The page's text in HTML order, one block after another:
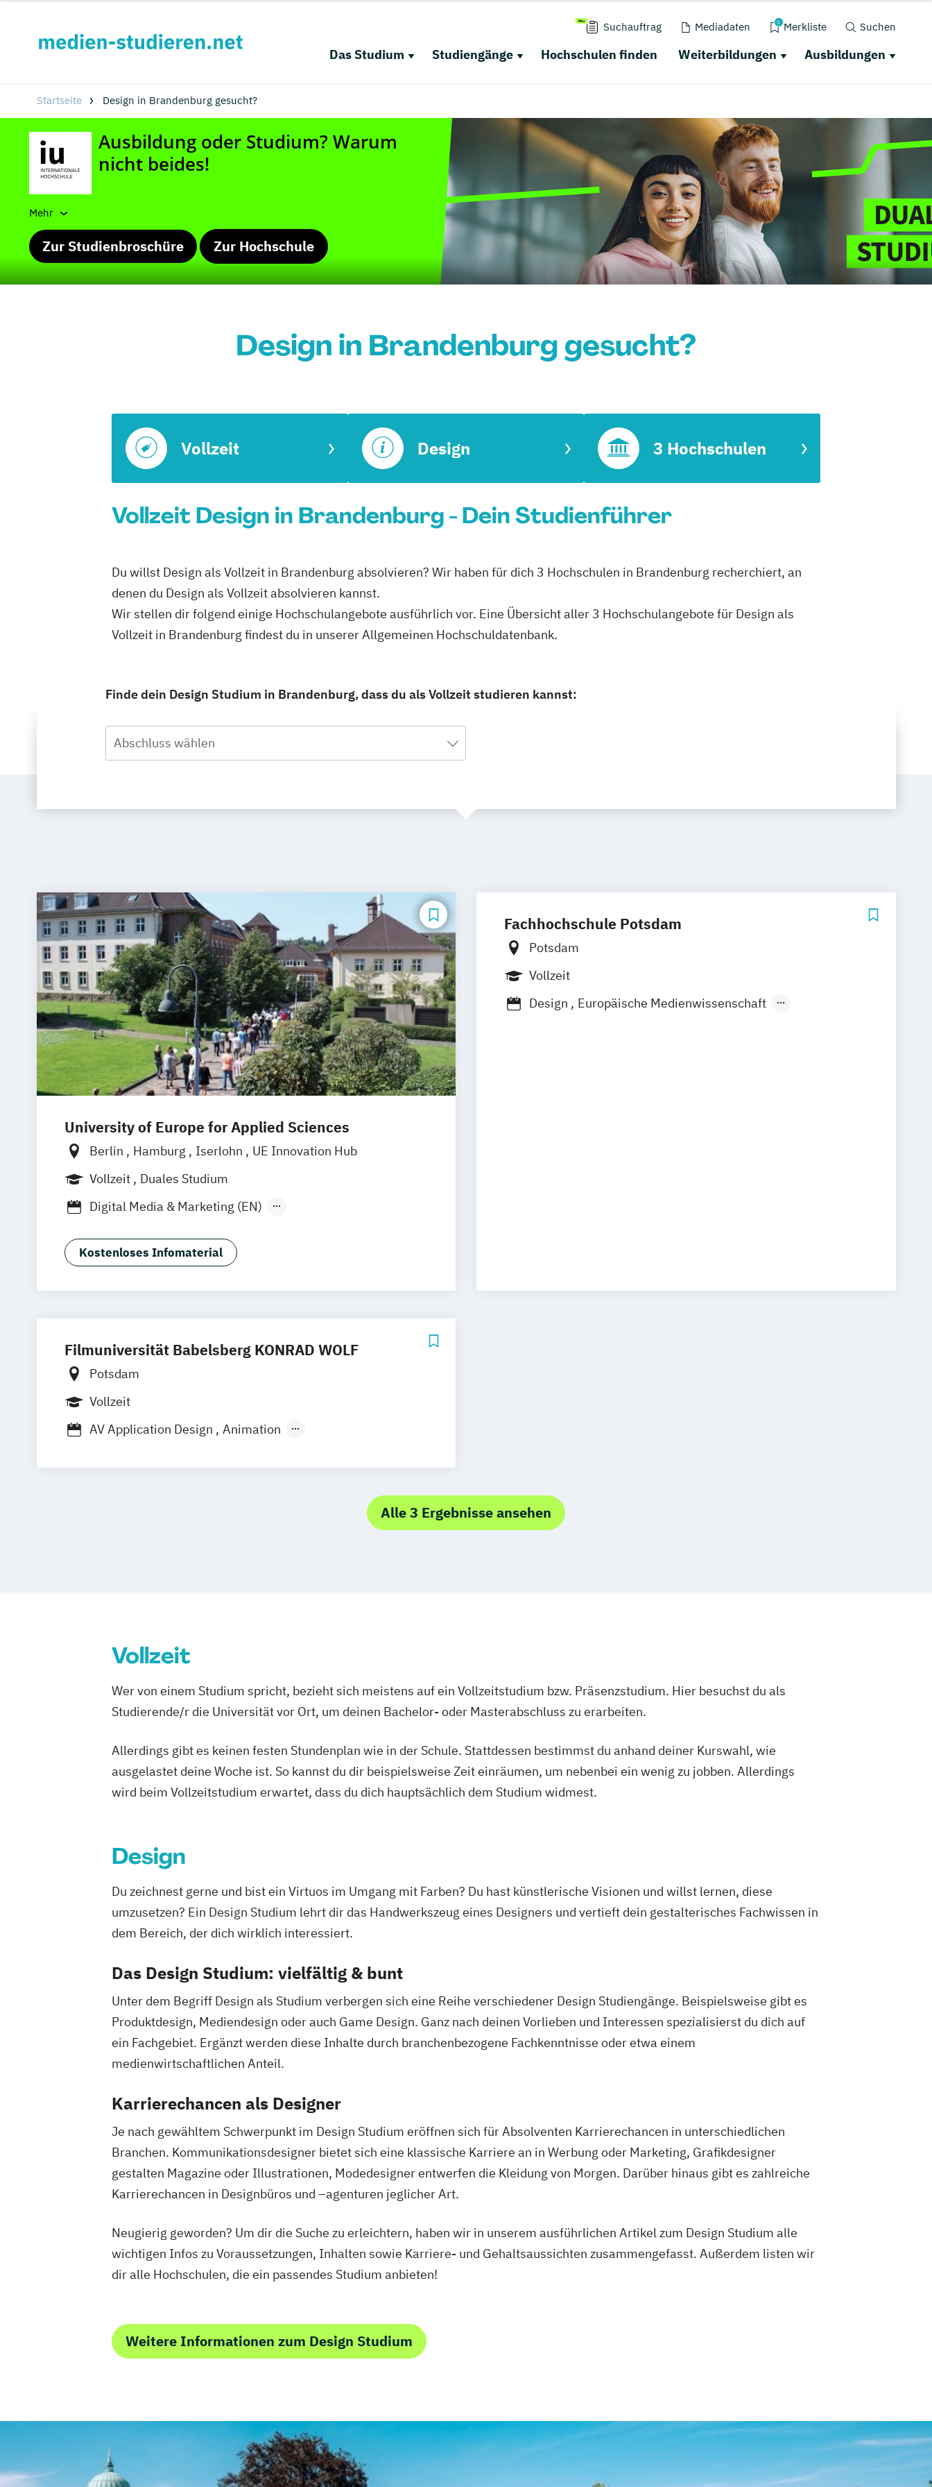
Suchauftrag Mediadaten 0 Merkliste Suchen
Das Studium Studiengänge Hochschulen finden Weiterbildungen Ausbildungen
Startseite Design in Brandenburg gesucht?
Mehr
Zur Studienbroschüre Zur Hochschule
Design in Brandenburg gesucht?
Vollzeit Design 3 Hochschulen
Vollzeit Design in Brandenburg - Dein Studienführer
Du willst Design als Vollzeit in Brandenburg absolvieren? Wir haben für dich 3 Hochschulen in Brandenburg recherchiert, an
denen du Design als Vollzeit absolvieren kannst.
Wir stellen dir folgend einige Hochschulangebote ausführlich vor. Eine Übersicht aller 3 Hochschulangebote für Design als
Vollzeit in Brandenburg findest du in unserer Allgemeinen Hochschuldatenbank.
Finde dein Design Studium in Brandenburg, dass du als Vollzeit studieren kannst:
Abschluss wählen
University of Europe for Applied Sciences
Berlin Hamburg Iserlohn
UE Innovation Hub
Vollzeit
Duales Studium
Digital Media & Marketing (EN)
Film + Motion Design (EN)
Fotografie + Neue Medien (EN)
Kostenloses Infomaterial
Fachhochschule Potsdam
Potsdam
Vollzeit
Design
Europäische Medienwissenschaft
Filmuniversität Babelsberg KONRAD WOLF
Potsdam
Vollzeit
AV Application Design
Animation
Cinematography Cinematography (Meisterschüler)
Szenografie
Szenografie (Meisterschüler)
Szenografie/Production
Alle 3 Ergebnisse ansehen
Vollzeit
Wer von einem Studium spricht, bezieht sich meistens auf ein Vollzeitstudium bzw. Präsenzstudium. Hier besuchst du als
Studierende/r die Universität vor Ort, um deinen Bachelor- oder Masterabschluss zu erarbeiten.
Allerdings gibt es keinen festen Stundenplan wie in der Schule. Stattdessen bestimmst du anhand deiner Kurswahl, wie
ausgelastet deine Woche ist. So kannst du dir beispielsweise Zeit einräumen, um nebenbei ein wenig zu jobben. Allerdings
wird beim Vollzeitstudium erwartet, dass du dich hauptsächlich dem Studium widmest.
Design
Du zeichnest gerne und bist ein Virtuos im Umgang mit Farben? Du hast künstlerische Visionen und willst lernen, diese
umzusetzen? Ein Design Studium lehrt dir das Handwerkszeug eines Designers und vertieft dein gestalterisches Fachwissen in
dem Bereich, der dich wirklich interessiert.
Das Design Studium: vielfältig & bunt
Unter dem Begriff Design als Studium verbergen sich eine Reihe verschiedener Design Studiengänge. Beispielsweise gibt es
Produktdesign, Mediendesign oder auch Game Design. Ganz nach deinen Vorlieben und Interessen spezialisierst du dich auf
ein Fachgebiet. Ergänzt werden diese Inhalte durch branchenbezogene Fachkenntnisse oder etwa einem
medienwirtschaftlichen Anteil.
Karrierechancen als Designer
Je nach gewähltem Schwerpunkt im Design Studium eröffnen sich für Absolventen Karrierechancen in unterschiedlichen
Branchen. Kommunikationsdesigner bietet sich eine klassische Karriere an in Werbung oder Marketing, Grafikdesigner
gestalten Magazine oder Illustrationen, Modedesigner entwerfen die Kleidung von Morgen. Darüber hinaus gibt es zahlreiche
Karrierechancen in Designbüros und –agenturen jeglicher Art.
Neugierig geworden? Um dir die Suche zu erleichtern, haben wir in unserem ausführlichen Artikel zum Design Studium alle
wichtigen Infos zu Voraussetzungen, Inhalten sowie Karriere- und Gehaltsaussichten zusammengefasst. Außerdem listen wir
dir alle Hochschulen, die ein passendes Studium anbieten!
Weitere Informationen zum Design Studium